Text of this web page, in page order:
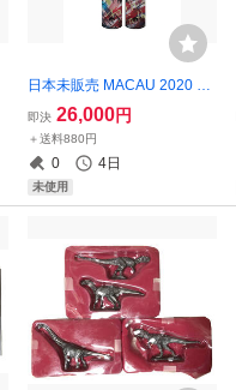
日本未販売 MACAU 2020 Fai
thConnexion 400%ベアブリ
ック/未使用
即決 26,000円
＋送料880円
0 4日
未使用